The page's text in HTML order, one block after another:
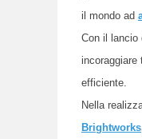
il mondo ad
Con il lancio
incoraggiare
efficiente.
Nella
Brightworks